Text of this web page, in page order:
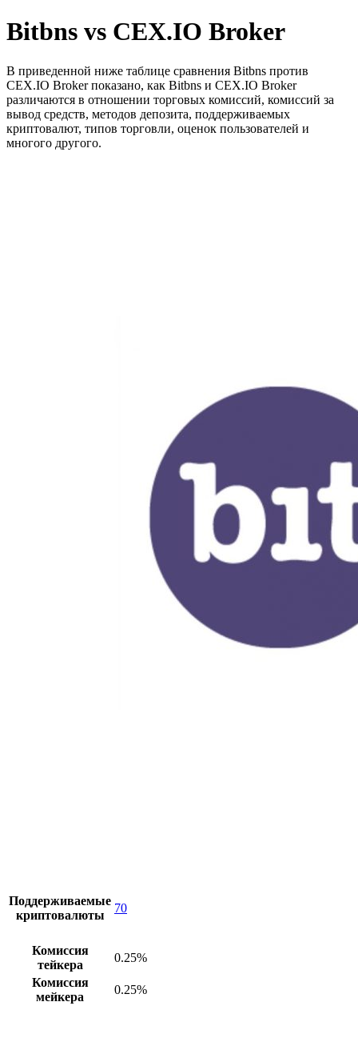
Bitbns vs CEX.IO Broker
В приведенной ниже таблице сравнения Bitbns против
CEX.IO Broker показано, как Bitbns и CEX.IO Broker
различаются в отношении торговых комиссий, комиссий за
вывод средств, методов депозита, поддерживаемых
криптовалют, типов торговли, оценок пользователей и
многого другого.
Поддерживаемые
криптовалюты
70
Комиссия
тейкера
0.25%
Комиссия
мейкера
0.25%